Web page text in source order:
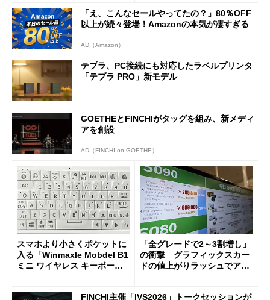
「え、こんなセールやってたの？」80％OFF
以上が続々登場！Amazonの本気が凄すぎる
AD（Amazon）
テプラ、PC接続にも対応したラベルプリンタ
「テプラ PRO」新モデル
GOETHEとFINCHIがタッグを組み、新メディ
アを創設
AD（FINCHI on GOETHE）
スマホより小さくポケットに
入る「Winmaxle Mobdel B1
ミニ ワイヤレス キーボー
「全グレードで2～3割増し」
の衝撃 グラフィックスカー
ドの値上がりラッシュでアキ
FINCHI主催「IVS2026」トークセッションが